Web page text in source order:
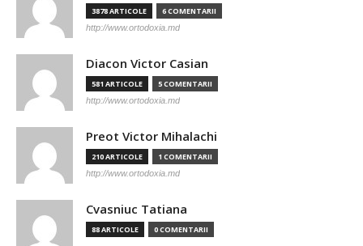
3878 ARTICOLE 6 COMENTARII
http://www.ortodoxia.md
Diacon Victor Casian
581 ARTICOLE 5 COMENTARII
http://www.ortodoxia.md
Preot Victor Mihalachi
210 ARTICOLE 1 COMENTARII
http://www.ortodoxia.md
Cvasniuc Tatiana
88 ARTICOLE 0 COMENTARII